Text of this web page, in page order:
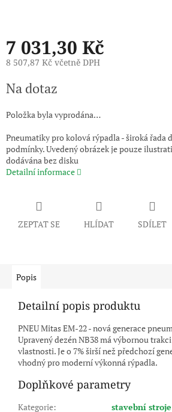
7 031,30 Kč
8 507,87 Kč včetně DPH
cena:
Na dotaz
Položka byla vyprodána…
Pneumatiky pro kolová rýpadla - široká řada
podmínky. Uvedený obrázek je pouze
dodávána bez disku
Detailní informace
ZEPTAT SE HLÍDAT SDÍLET
Popis
Detailní popis produktu
PNEU Mitas EM-22 - nová generace
Upravený dezén NB38 má výbornou
vlastnosti. Je o 7% širší než předchozí
vhodný pro moderní výkonná rýpadla.
Doplňkové parametry
Kategorie: stavební